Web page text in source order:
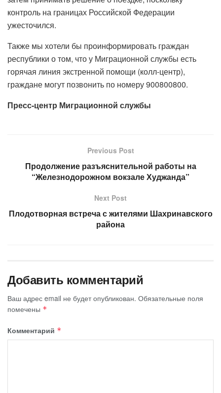
контроль на границах Российской Федерации
ужесточился.
Также мы хотели бы проинформировать граждан
республики о том, что у Миграционной службы есть
горячая линия экстренной помощи (колл-центр),
граждане могут позвонить по номеру 900800800.
Пресс-центр Миграционной службы
Previous Post
Продолжение разъяснительной работы на
“Железнодорожном вокзале Худжанда”
Next Post
Плодотворная встреча с жителями Шахринавского
района
Добавить комментарий
Ваш адрес email не будет опубликован. Обязательные поля
помечены *
Комментарий *